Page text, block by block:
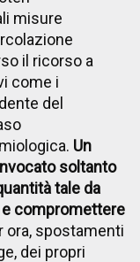
misure
il ricorso a
come i
del
Un
soltanto
tale da
compromettere
ora, spostamenti
dei propri